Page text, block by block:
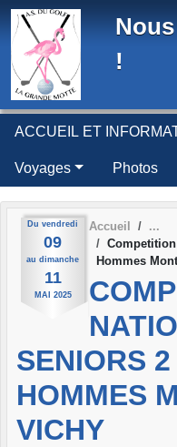
!
ACCUEIL ET
Voyages Photos
Du vendredi
09
au dimanche
11
MAI 2025
Accueil
Hommes
SENIORS
HOMMES
VICHY
Panneau de gestion des